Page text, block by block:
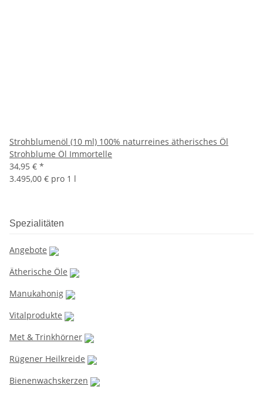
Strohblumenöl (10 ml) 100% naturreines ätherisches Öl
Strohblume Öl Immortelle
34,95 € *
3.495,00 € pro 1 l
Spezialitäten
Angebote
Ätherische Öle
Manukahonig
Vitalprodukte
Met & Trinkhörner
Rügener Heilkreide
Bienenwachskerzen